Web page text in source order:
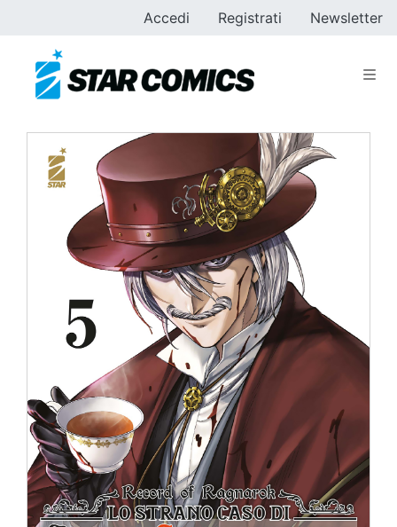
Accedi Registrati Newsletter